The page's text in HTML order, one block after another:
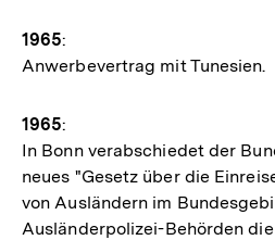
1965:
Anwerbevertrag mit Tunesien.
1965:
In Bonn verabschiedet der
neues "Gesetz über die
von Ausländern im
Ausländerpolizei-Behörden